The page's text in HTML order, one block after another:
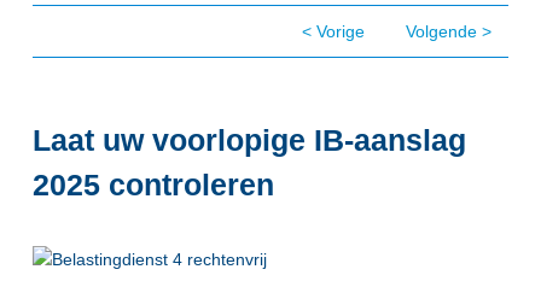
< Vorige Volgende >
Laat uw voorlopige IB-aanslag
2025 controleren